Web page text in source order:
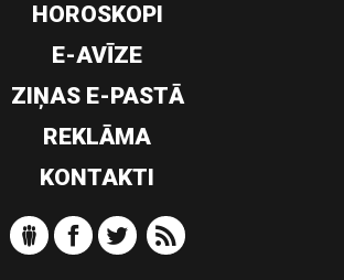
HOROSKOPI
E-AVĪZE
ZIŅAS E-PASTĀ
REKLĀMA
KONTAKTI